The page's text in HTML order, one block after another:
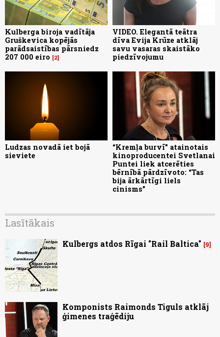
Kulberga biroja vadītāja
Gruškevica kopējās
parādsaistības pārsniedz
207 000 eiro
2
VIDEO. Elegantā teātra
dīva Evija Krūze atklāj
savu vasaras skaistāko
piedzīvojumu
Ludzas novadā iet bojā
sieviete
“Kremļa burvī” atainotais
kinoproducentei Svetlanai
Puntei liek atcerēties
bērnībā pārdzīvoto: “Tas
bija ārkārtīgi liels
cinisms”
Lasītākais
Kulbergs atdos Rīgai "Rail Baltica" 9
Komponists Raimonds Tiguls atklāj
ģimenes traģēdiju